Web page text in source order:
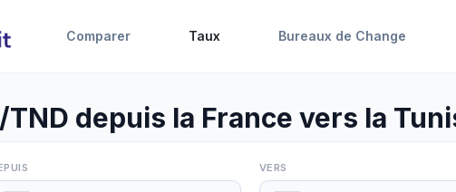
Comparer Taux Bureaux de Change
TND depuis la France vers la
VERS